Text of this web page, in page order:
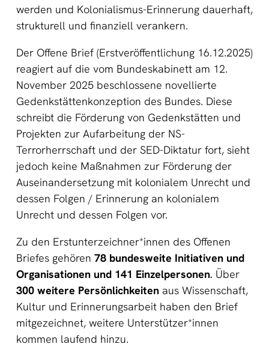
werden und Kolonialismus-Erinnerung dauerhaft,
strukturell und finanziell verankern.
Der Offene Brief (Erstveröffentlichung 16.12.2025)
reagiert auf die vom Bundeskabinett am 12.
November 2025 beschlossene novellierte
Gedenkstättenkonzeption des Bundes. Diese
schreibt die Förderung von Gedenkstätten und
Projekten zur Aufarbeitung der NS-
Terrorherrschaft und der SED-Diktatur fort, sieht
jedoch keine Maßnahmen zur Förderung der
Auseinandersetzung mit kolonialem Unrecht und
dessen Folgen / Erinnerung an kolonialem
Unrecht und dessen Folgen vor.
Zu den Erstunterzeichner*innen des Offenen
Briefes gehören 78 bundesweite Initiativen und
Organisationen und 141 Einzelpersonen. Über
300 weitere Persönlichkeiten aus Wissenschaft,
Kultur und Erinnerungsarbeit haben den Brief
mitgezeichnet, weitere Unterstützer*innen
kommen laufend hinzu.